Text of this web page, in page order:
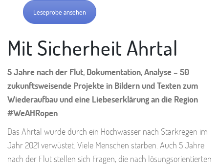
Leseprobe ansehen
Mit Sicherheit Ahrtal
5 Jahre nach der Flut, Dokumentation, Analyse – 50
zukunftsweisende Projekte in Bildern und Texten zum
Wiederaufbau und eine Liebeserklärung an die Region
#WeAHRopen
Das Ahrtal wurde durch ein Hochwasser nach Starkregen im
Jahr 2021 verwüstet. Viele Menschen starben. Auch 5 Jahre
nach der Flut stellen sich Fragen, die nach lösungsorientierten